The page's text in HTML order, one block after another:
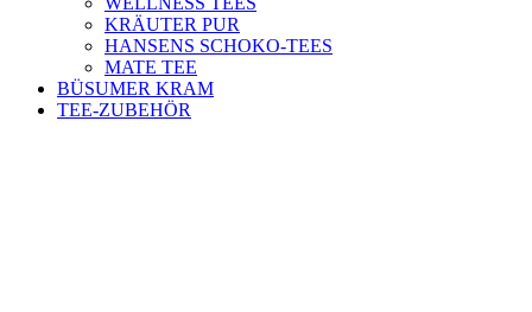
KRÄUTER PUR
HANSENS SCHOKO-TEES
MATE TEE
BÜSUMER KRAM
TEE-ZUBEHÖR